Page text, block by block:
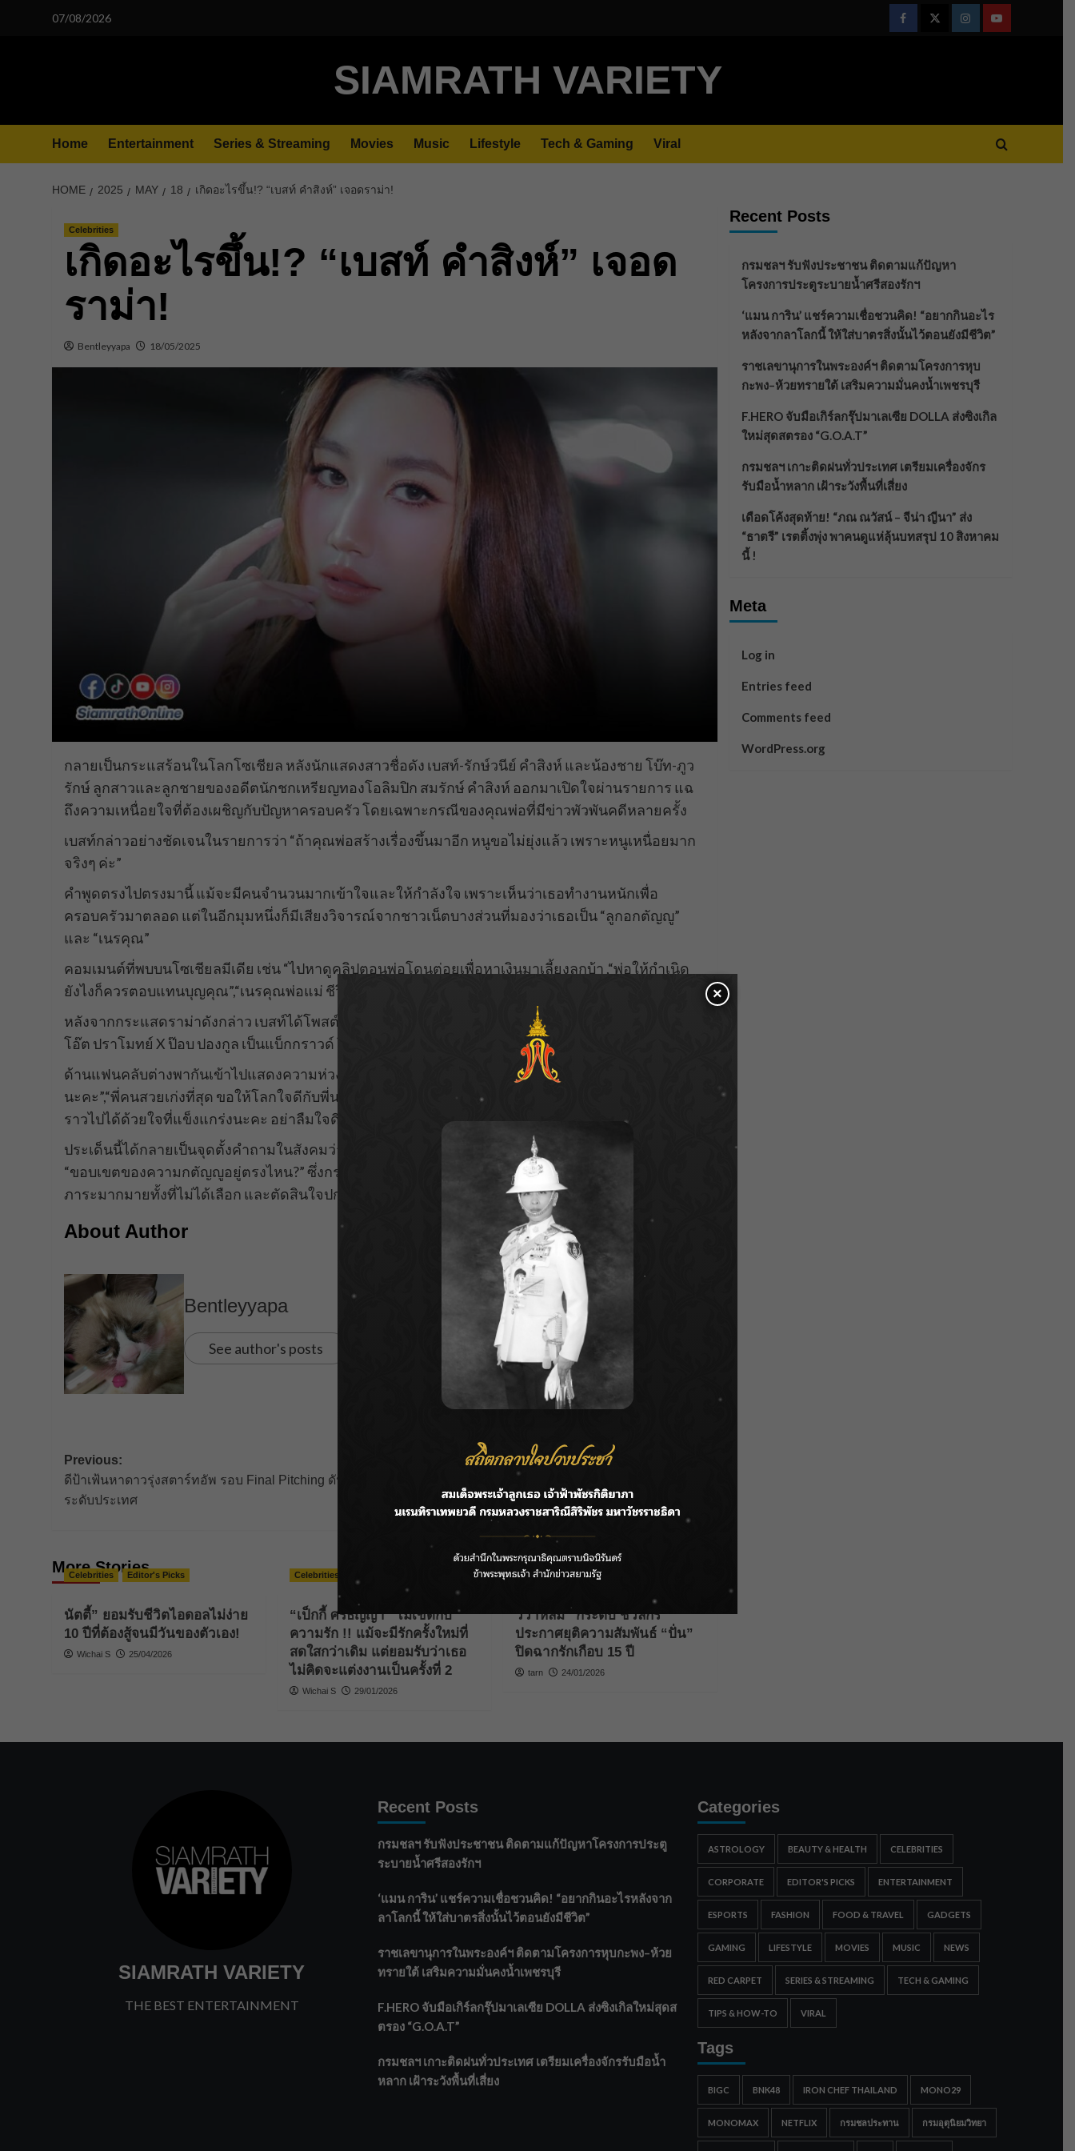
07/08/2026
FacebookTwitterInstagramYoutube
SIAMRATH VARIETY
Home Entertainment Series & Streaming Movies Music Lifestyle Tech & Gaming Viral
HOME 2025 MAY 18 เกิดอะไรขึ้น!? “เบสท์ คำสิงห์” เจอดราม่า!
Celebrities
เกิดอะไรขึ้น!? “เบสท์ คำสิงห์” เจอด
ราม่า!
Bentleyyapa 18/05/2025
กลายเป็นกระแสร้อนในโลกโซเชียล หลังนักแสดงสาวชื่อดัง เบสท์-รักษ์วนีย์ คำสิงห์ และน้องชาย โบ๊ท-ภูว
รักษ์ ลูกสาวและลูกชายของอดีตนักชกเหรียญทองโอลิมปิก สมรักษ์ คำสิงห์ ออกมาเปิดใจผ่านรายการ แฉ
ถึงความเหนื่อยใจที่ต้องเผชิญกับปัญหาครอบครัว โดยเฉพาะกรณีของคุณพ่อที่มีข่าวพัวพันคดีหลายครั้ง
เบสท์กล่าวอย่างชัดเจนในรายการว่า “ถ้าคุณพ่อสร้างเรื่องขึ้นมาอีก หนูขอไม่ยุ่งแล้ว เพราะหนูเหนื่อยมาก
จริงๆ ค่ะ”
คำพูดตรงไปตรงมานี้ แม้จะมีคนจำนวนมากเข้าใจและให้กำลังใจ เพราะเห็นว่าเธอทำงานหนักเพื่อ
ครอบครัวมาตลอด แต่ในอีกมุมหนึ่งก็มีเสียงวิจารณ์จากชาวเน็ตบางส่วนที่มองว่าเธอเป็น “ลูกอกตัญญู”
และ “เนรคุณ”
คอมเมนต์ที่พบบนโซเชียลมีเดีย เช่น “ไปหาดูคลิปตอนพ่อโดนต่อยเพื่อหาเงินมาเลี้ยงลูกบ้า ,“พ่อให้กำเนิด
ยังไงก็ควรตอบแทนบุญคุณ”,“เนรคุณพ่อแม่ ชีวิตไม่มีวันเจริญ”
หลังจากกระแสดราม่าดังกล่าว เบสท์ได้โพสต์ภาพตัวเองลงอินสตาแกรมส่วนตัว พร้อมใส่เพลง “ยิ้ม” ของ
โอ๊ต ปราโมทย์ X ป๊อบ ปองกูล เป็นแบ็กกราวด์ โดยไม่ได้เขียนแคปชันใดเพิ่มเติม
ด้านแฟนคลับต่างพากันเข้าไปแสดงความห่วงใยและให้กำลังใจ เช่น “เพลงเศร้าเกินไปแล้วน้อง”,“ยิ้มเยอะๆ
นะคะ”,“พี่คนสวยเก่งที่สุด ขอให้โลกใจดีกับพี่นะคะ”,“เบสท์คนเก่ง สวยและเข้มแข็งมาก ขอให้ผ่านทุกเรื่อง
ราวไปได้ด้วยใจที่แข็งแกร่งนะคะ อย่าลืมใจดีกับตัวเองเยอะๆ”
ประเด็นนี้ได้กลายเป็นจุดตั้งคำถามในสังคมว่า “ลูกควรแบกรับปัญหาครอบครัวไปจนถึงเมื่อไร?” และ
“ขอบเขตของความกตัญญูอยู่ตรงไหน?” ซึ่งกรณีของเบสท์ คำสิงห์ อาจเป็นตัวแทนของคนรุ่นใหม่ที่ต้องรับ
ภาระมากมายทั้งที่ไม่ได้เลือก และตัดสินใจปกป้องสุขภาพจิตของตัวเองเป็นอันดับแรก
About Author
Bentleyyapa
See author's posts
Post
navigation
Previous:
ดีป้าเฟ้นหาดาวรุ่งสตาร์ทอัพ รอบ Final Pitching ดันสู่เวที
ระดับประเทศ
More Stories
Celebrities Editor's Picks
นัตตี้” ยอมรับชีวิตไอดอลไม่ง่าย
10 ปีที่ต้องสู้จนมีวันของตัวเอง!
Wichai S 25/04/2026
Celebrities
“เป็กกี้ ศรีธัญญา” ไม่เข็ดกับ
ความรัก !! แม้จะมีรักครั้งใหม่ที่
สดใสกว่าเดิม แต่ยอมรับว่าเธอ
ไม่คิดจะแต่งงานเป็นครั้งที่ 2
Wichai S 29/01/2026
Celebrities Editor's Picks
วิวาห์ล่ม “กระติ๊บ ชวัลกร”
ประกาศยุติความสัมพันธ์ “ปั่น”
ปิดฉากรักเกือบ 15 ปี
tarn 24/01/2026
Recent Posts
กรมชลฯ รับฟังประชาชน ติดตามแก้ปัญหา
โครงการประตูระบายน้ำศรีสองรักฯ
‘แมน การิน’ แชร์ความเชื่อชวนคิด! “อยากกินอะไร
หลังจากลาโลกนี้ ให้ใส่บาตรสิ่งนั้นไว้ตอนยังมีชีวิต”
ราชเลขานุการในพระองค์ฯ ติดตามโครงการหุบ
กะพง–ห้วยทรายใต้ เสริมความมั่นคงน้ำเพชรบุรี
F.HERO จับมือเกิร์ลกรุ๊ปมาเลเซีย DOLLA ส่งซิงเกิล
ใหม่สุดสตรอง “G.O.A.T”
กรมชลฯ เกาะติดฝนทั่วประเทศ เตรียมเครื่องจักร
รับมือน้ำหลาก เฝ้าระวังพื้นที่เสี่ยง
เดือดโค้งสุดท้าย! “ภณ ณวัสน์ – จีน่า ญีนา” ส่ง
“ธาตรี” เรตติ้งพุ่ง พาคนดูแห่ลุ้นบทสรุป 10 สิงหาคม
นี้ !
Meta
Log in
Entries feed
Comments feed
WordPress.org
SIAMRATH VARIETY
THE BEST ENTERTAINMENT
Recent Posts
กรมชลฯ รับฟังประชาชน ติดตามแก้ปัญหาโครงการประตู
ระบายน้ำศรีสองรักฯ
‘แมน การิน’ แชร์ความเชื่อชวนคิด! “อยากกินอะไรหลังจาก
ลาโลกนี้ ให้ใส่บาตรสิ่งนั้นไว้ตอนยังมีชีวิต”
ราชเลขานุการในพระองค์ฯ ติดตามโครงการหุบกะพง–ห้วย
ทรายใต้ เสริมความมั่นคงน้ำเพชรบุรี
F.HERO จับมือเกิร์ลกรุ๊ปมาเลเซีย DOLLA ส่งซิงเกิลใหม่สุดส
ตรอง “G.O.A.T”
กรมชลฯ เกาะติดฝนทั่วประเทศ เตรียมเครื่องจักรรับมือน้ำ
หลาก เฝ้าระวังพื้นที่เสี่ยง
Categories
ASTROLOGY BEAUTY & HEALTH CELEBRITIES
CORPORATE EDITOR'S PICKS ENTERTAINMENT
ESPORTS FASHION FOOD & TRAVEL GADGETS
GAMING LIFESTYLE MOVIES MUSIC NEWS
RED CARPET SERIES & STREAMING TECH & GAMING
TIPS & HOW-TO VIRAL
Tags
BIGC BNK48 IRON CHEF THAILAND MONO29
MONOMAX NETFLIX กรมชลประทาน กรมอุตุนิยมวิทยา
×